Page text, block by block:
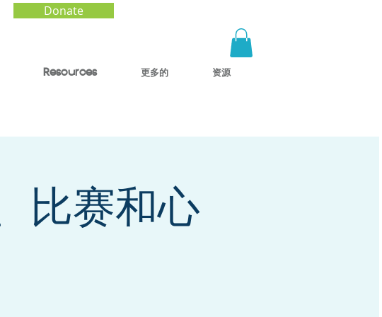
Donate
Resources 更多的 资源
比赛和心